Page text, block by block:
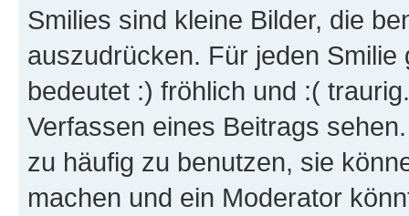
Smilies sind kleine Bilder, die
auszudrücken. Für jeden
bedeutet :) fröhlich und :(
Verfassen eines Beitrags
zu häufig zu benutzen, sie
machen und ein Moderator